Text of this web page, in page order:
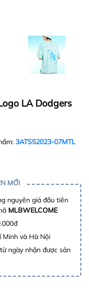
LA Dodgers
3ATS52023-07MTL
MỚI
nguyên giá đầu tiên
MLBWELCOME
Minh và Hà Nội
ngày nhận được sản